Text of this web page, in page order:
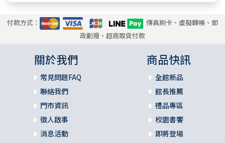
付款方式：
傳真刷卡、虛擬轉帳、郵
政劃撥、超商取貨付款
關於我們
常見問題FAQ
聯絡我們
門市資訊
徵人啟事
消息活動
商品快訊
全館新品
館長推薦
禮品專區
校園書饗
即將登場